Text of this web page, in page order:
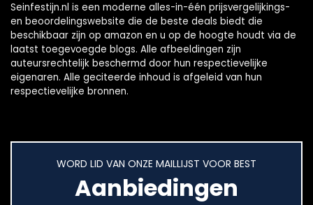
Seinfestijn.nl is een moderne alles-in-één prijsvergelijkings-
en beoordelingswebsite die de beste deals biedt die
beschikbaar zijn op amazon en u op de hoogte houdt via de
laatst toegevoegde blogs. Alle afbeeldingen zijn
auteursrechtelijk beschermd door hun respectievelijke
eigenaren. Alle geciteerde inhoud is afgeleid van hun
respectievelijke bronnen.
WORD LID VAN ONZE MAILLIJST VOOR BEST
Aanbiedingen